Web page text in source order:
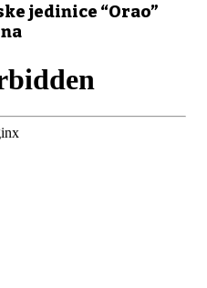
jedinice “Orao”